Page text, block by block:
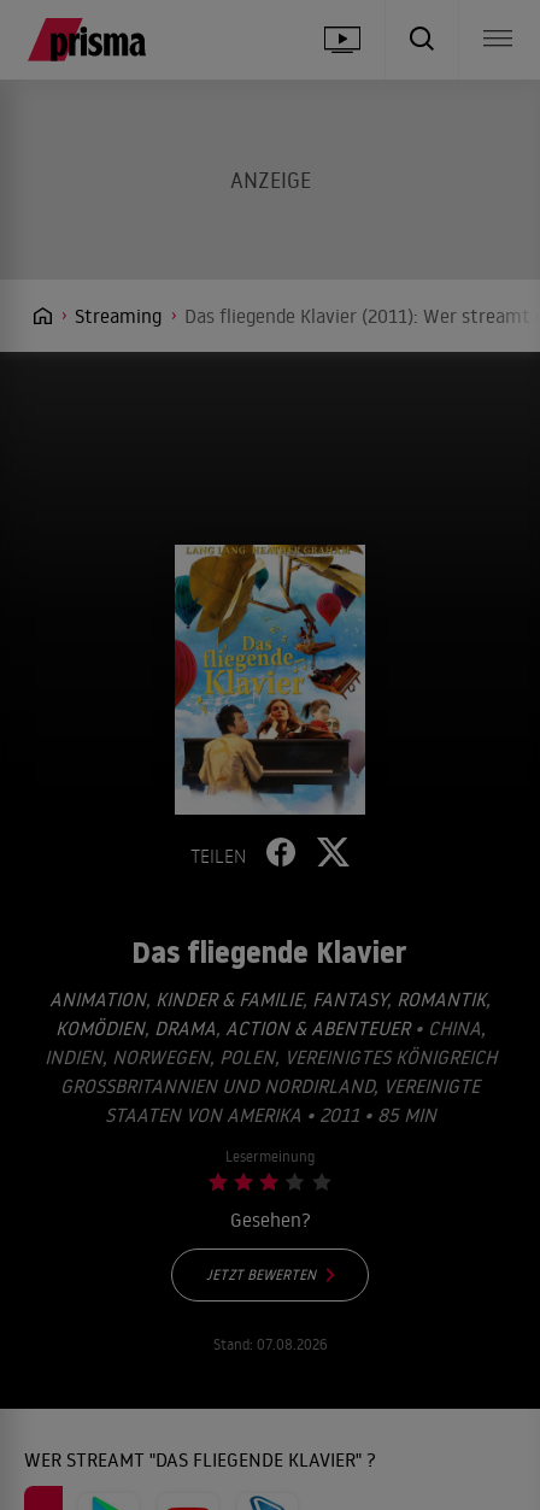
Streaming Das fliegende Klavier (2011): Wer streamt
TEILEN
Das fliegende Klavier
ANIMATION, KINDER & FAMILIE, FANTASY, ROMANTIK,
KOMÖDIEN, DRAMA, ACTION & ABENTEUER• CHINA,
INDIEN, NORWEGEN, POLEN, VEREINIGTES KÖNIGREICH
GROSSBRITANNIEN UND NORDIRLAND, VEREINIGTE S
TAATEN VON AMERIKA • 2011 • 85 MIN
Lesermeinung
Gesehen?
JETZT BEWERTEN
Stand: 07.08.2026
WER STREAMT "DAS FLIEGENDE KLAVIER" ?